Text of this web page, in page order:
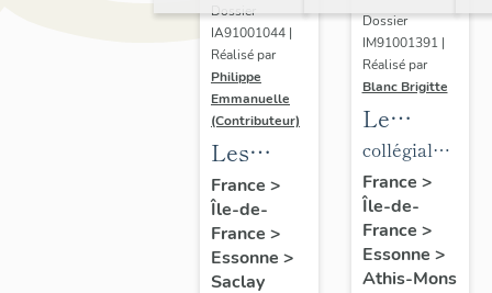
Dossier
IA91001044 |
Réalisé par
Philippe
Emmanuelle
(Contributeur)
Les
établissements
scientifiques
et
universitaires
France >
Île-de-
France >
Essonne >
Saclay
Dossier
IM91001391 |
Réalisé par
Blanc Brigitte
Le
mobilier
de la
collégiale
de
chanoines
collégiale
de
chanoines
de la
congrégation
France >
Île-de-
France >
Essonne >
Athis-Mons